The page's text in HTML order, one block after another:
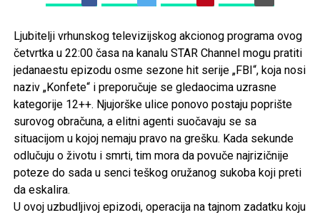
Ljubitelji vrhunskog televizijskog akcionog programa ovog
četvrtka u 22:00 časa na kanalu STAR Channel mogu pratiti
jedanaestu epizodu osme sezone hit serije „FBI“, koja nosi
naziv „Konfete“ i preporučuje se gledaocima uzrasne
kategorije 12++. Njujorške ulice ponovo postaju poprište
surovog obračuna, a elitni agenti suočavaju se sa
situacijom u kojoj nemaju pravo na grešku. Kada sekunde
odlučuju o životu i smrti, tim mora da povuče najrizičnije
poteze do sada u senci teškog oružanog sukoba koji preti
da eskalira.
U ovoj uzbudljivoj epizodi, operacija na tajnom zadatku koju